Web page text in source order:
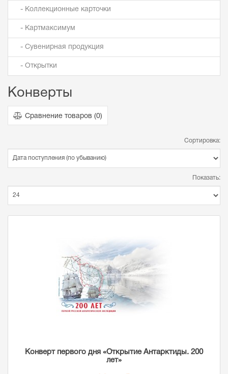
- Коллекционные карточки
- Картмаксимум
- Сувенирная продукция
- Открытки
Конверты
Сравнение товаров (0)
Сортировка:
Показать:
Конверт первого дня «Открытие Антарктиды. 200
лет»